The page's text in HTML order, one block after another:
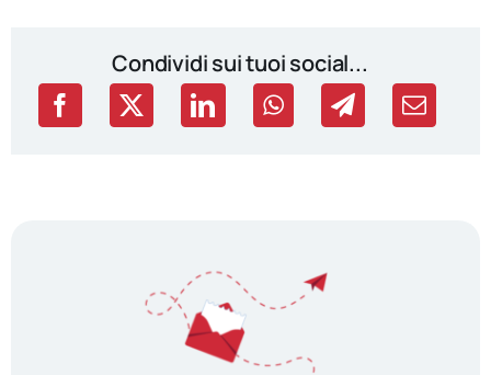
Condividi sui tuoi social...